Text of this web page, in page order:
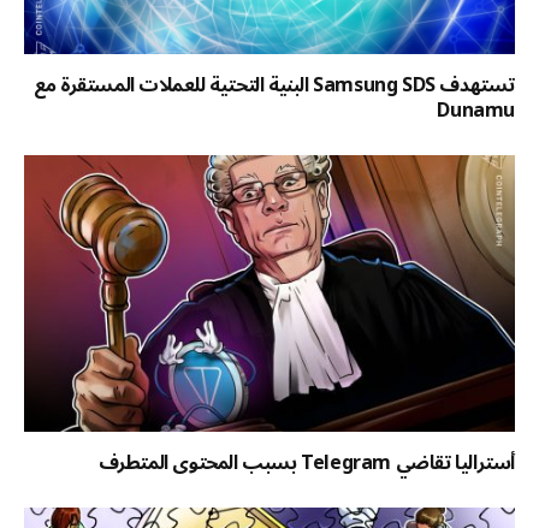
تستهدف Samsung SDS البنية التحتية للعملات المستقرة مع
Dunamu
أستراليا تقاضي Telegram بسبب المحتوى المتطرف